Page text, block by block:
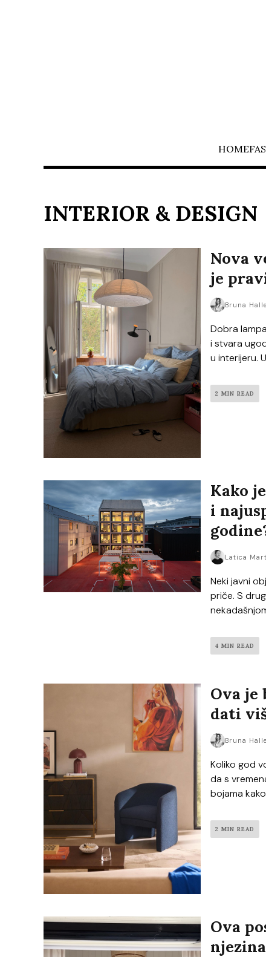
HOME
INTERIOR & DESIGN
Nova
je
Bruna
Dobra
i stvara
u interijeru.
2 MIN READ
Kako
i
Latica
Neki javni
priče. S
4 MIN READ
Ova je
dati
Bruna
Koliko god
da s
bojama
2 MIN READ
Ova